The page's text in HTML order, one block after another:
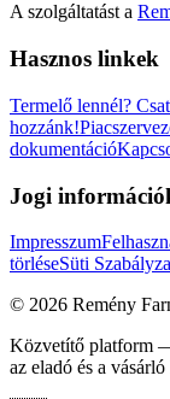
A szolgáltatást a
Hasznos linkek
Termelő lennél?
hozzánk!
dokumentáció
Jogi
Impresszum
törléseSüti
© 2026 Remény
Közvetítő platform
az eladó és a